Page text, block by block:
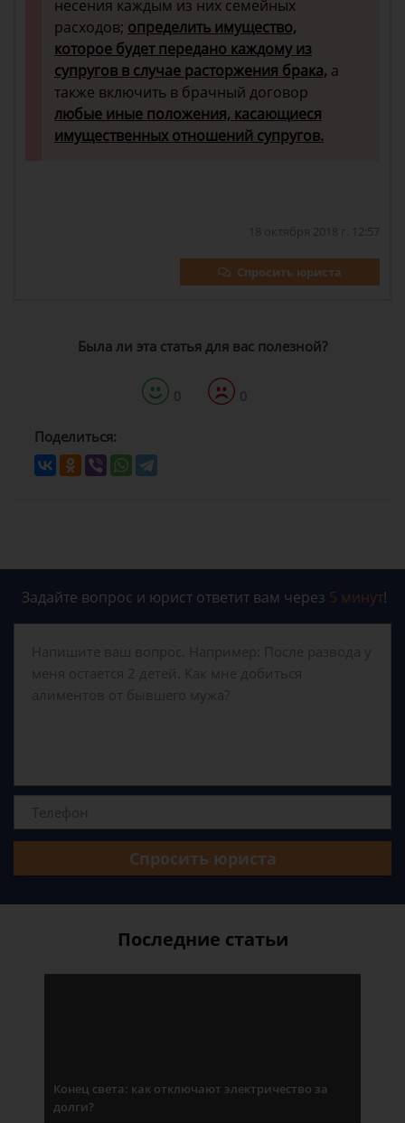
несения каждым из них семейных
расходов; определить имущество,
которое будет передано каждому из
супругов в случае расторжения брака, а
также включить в брачный договор
любые иные положения, касающиеся
имущественных отношений супругов.
18 октября 2018 г. 12:57
Спросить юриста
Была ли эта статья для вас полезной?
0 0
Поделиться:
Задайте вопрос и юрист ответит вам через 5 минут!
Спросить юриста
Последние статьи
Конец света: как отключают электричество за
долги?